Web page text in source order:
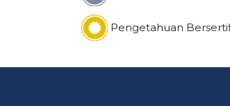
Pengetahuan